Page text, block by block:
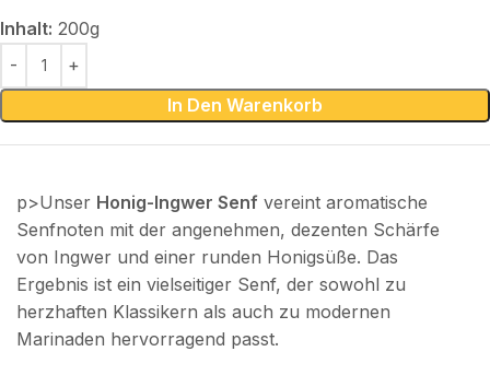
Inhalt: 200g
In Den Warenkorb
p>Unser Honig-Ingwer Senf vereint aromatische
Senfnoten mit der angenehmen, dezenten Schärfe
von Ingwer und einer runden Honigsüße. Das
Ergebnis ist ein vielseitiger Senf, der sowohl zu
herzhaften Klassikern als auch zu modernen
Marinaden hervorragend passt.